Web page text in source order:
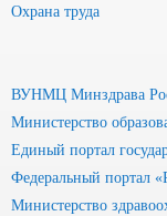
Охрана труда
ВУНМЦ Минздрава
Министерство
Единый портал
Федеральный портал
Министерство